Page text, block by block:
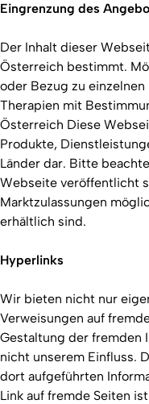
Eingrenzung des
Der Inhalt dieser
Österreich bestimmt.
oder Bezug zu
Therapien mit
Österreich Diese
Produkte,
Länder dar. Bitte
Webseite veröffentlicht
Marktzulassungen
erhältlich sind.
Hyperlinks
Wir bieten nicht nur
Verweisungen auf
Gestaltung der fremden
nicht unserem Einfluss.
dort aufgeführten
Link auf fremde Seiten